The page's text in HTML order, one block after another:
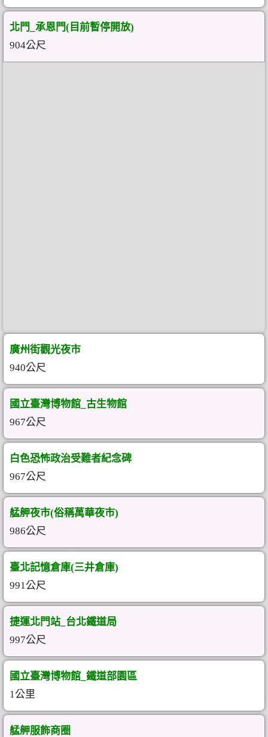
北門_承恩門(目前暫停開放)
904公尺
廣州街觀光夜市
940公尺
國立臺灣博物館_古生物館
967公尺
白色恐怖政治受難者紀念碑
967公尺
艋舺夜市(俗稱萬華夜市)
986公尺
臺北記憶倉庫(三井倉庫)
991公尺
捷運北門站_台北鐵道局
997公尺
國立臺灣博物館_鐵道部園區
1公里
艋舺服飾商圈